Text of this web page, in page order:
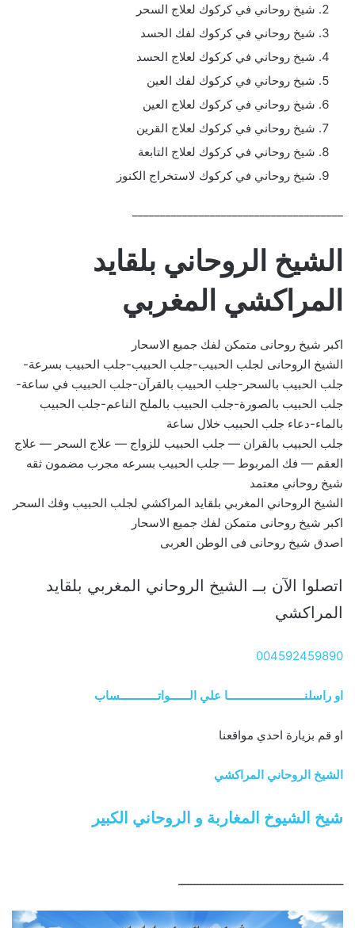
شيخ روحاني في كركوك لعلاج السحر
شيخ روحاني في كركوك لفك الحسد
شيخ روحاني في كركوك لعلاج الحسد
شيخ روحاني في كركوك لفك العين
شيخ روحاني في كركوك لعلاج العين
شيخ روحاني في كركوك لعلاج القرين
شيخ روحاني في كركوك لعلاج التابعة
شيخ روحاني في كركوك لاستخراج الكنوز
الشيخ الروحاني بلقايد
المراكشي المغربي
اكبر شيخ روحانى متمكن لفك جميع الاسحار
الشيخ الروحانى لجلب الحبيب-جلب الحبيب-جلب الحبيب بسرعة-
جلب الحبيب بالسحر-جلب الحبيب بالقرآن-جلب الحبيب في ساعة-
جلب الحبيب بالصورة-جلب الحبيب بالملح الناعم-جلب الحبيب
بالماء-دعاء جلب الحبيب خلال ساعة
جلب الحبيب بالقران — جلب الحبيب للزواج — علاج السحر — علاج
العقم — فك المربوط — جلب الحبيب بسرعه مجرب مضمون ثقه
شيخ روحاني معتمد
الشيخ الروحاني المغربي بلقايد المراكشي لجلب الحبيب وفك السحر
اكبر شيخ روحانى متمكن لفك جميع الاسحار
اصدق شيخ روحانى فى الوطن العربى
اتصلوا الآن بــ الشيخ الروحاني المغربي بلقايد
المراكشي
004592459890
او راسلنــــــــــــــــــــــــا علي الــــــواتــــــــــــساب
او قم بزيارة احدي مواقعنا
الشيخ الروحاني المراكشي
شيخ الشيوخ المغاربة و الروحاني الكبير
ــــــــــــــــــــــــــــــــــــــــــــــــــــ